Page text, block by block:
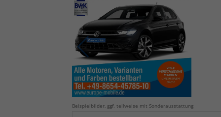
Beispielbilder, ggf. teilweise mit Sonderausstattung